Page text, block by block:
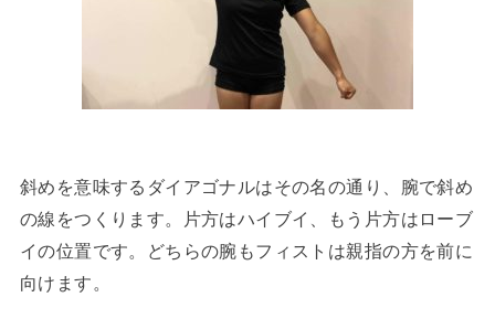
斜めを意味するダイアゴナルはその名の通り、腕で斜め
の線をつくります。片方はハイブイ、もう片方はローブ
イの位置です。どちらの腕もフィストは親指の方を前に
向けます。